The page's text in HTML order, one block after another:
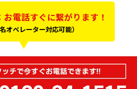
電話すぐに繋がります！
オペレーター対応可能）